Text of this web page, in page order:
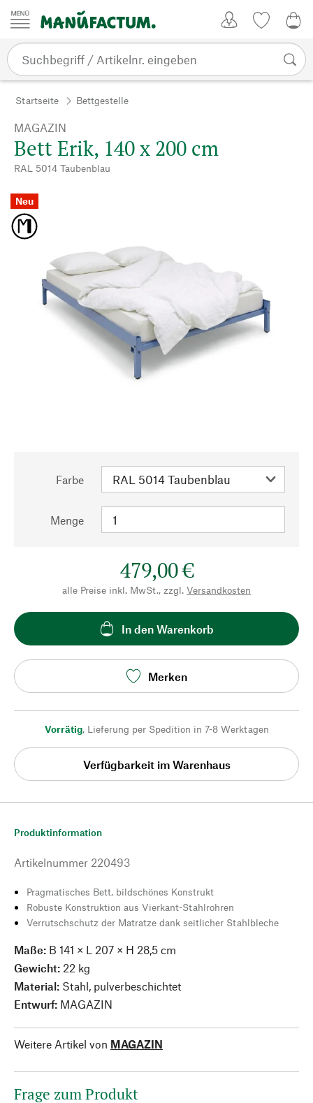
Zum Inhalt springen
Startseite Bettgestelle
MAGAZIN
Bett Erik, 140 x 200 cm
RAL 5014 Taubenblau
Neu
Farbe
Menge
479,00 €
alle Preise inkl. MwSt., zzgl. Versandkosten
In den Warenkorb
Merken
Vorrätig, Lieferung per Spedition in 7-8 Werktagen
Verfügbarkeit im Warenhaus
Produktinformation
Artikelnummer 220493
Pragmatisches Bett, bildschönes Konstrukt
Robuste Konstruktion aus Vierkant-Stahlrohren
Verrutschschutz der Matratze dank seitlicher Stahlbleche
Maße: B 141 × L 207 × H 28,5 cm
Gewicht: 22 kg
Material: Stahl, pulverbeschichtet
Entwurf: MAGAZIN
Weitere Artikel von MAGAZIN
Frage zum Produkt